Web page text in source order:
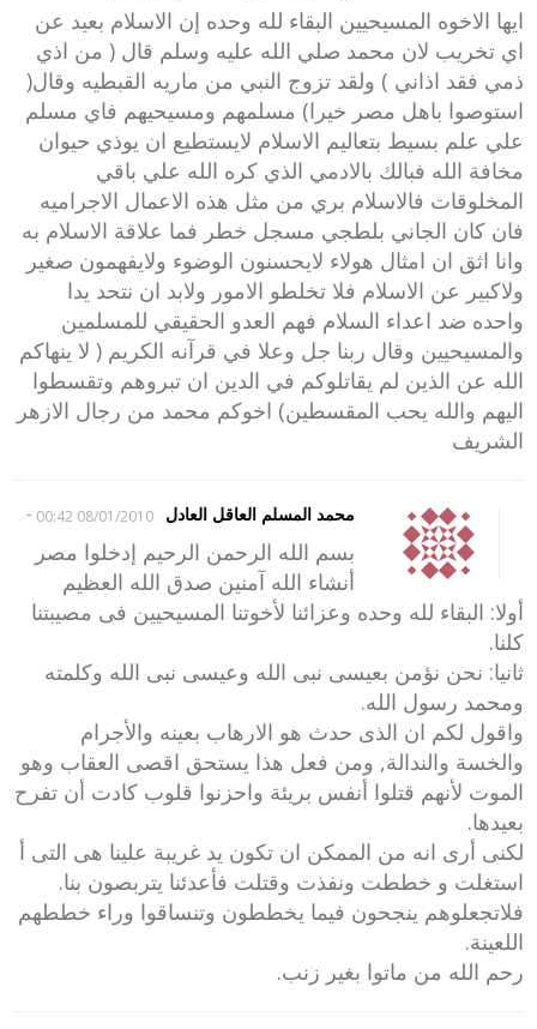
ايها الاخوه المسيحيين البقاء لله وحده إن الاسلام بعيد عن
اي تخريب لان محمد صلي الله عليه وسلم قال ( من اذي
ذمي فقد اذاني ) ولقد تزوج النبي من ماريه القبطيه وقال(
استوصوا باهل مصر خيرا) مسلمهم ومسيحيهم فاي مسلم
علي علم بسيط بتعاليم الاسلام لايستطيع ان يوذي حيوان
مخافة الله فبالك بالادمي الذي كره الله علي باقي
المخلوقات فالاسلام بري من مثل هذه الاعمال الاجراميه
فان كان الجاني بلطجي مسجل خطر فما علاقة الاسلام به
وانا اثق ان امثال هولاء لايحسنون الوضوء ولايفهمون صغير
ولاكبير عن الاسلام فلا تخلطو الامور ولابد ان نتحد يدا
واحده ضد اعداء السلام فهم العدو الحقيقي للمسلمين
والمسيحيين وقال ربنا جل وعلا في قرآنه الكريم ( لا ينهاكم
الله عن الذين لم يقاتلوكم في الدين ان تبروهم وتقسطوا
اليهم والله يحب المقسطين) اخوكم محمد من رجال الازهر
الشريف
محمد المسلم العاقل العادل 08/01/2010 00:42
-
بسم الله الرحمن الرحيم إدخلوا مصر
أنشاء الله آمنين صدق الله العظيم
أولا: البقاء لله وحده وعزائنا لأخوتنا المسيحيين فى مصيبتنا
كلنا.
ثانيا: نحن نؤمن بعيسى نبى الله وعيسى نبى الله وكلمته
ومحمد رسول الله.
واقول لكم ان الذى حدث هو الارهاب بعينه والأجرام
والخسة والندالة, ومن فعل هذا يستحق اقصى العقاب وهو
الموت لأنهم قتلوا أنفس بريئة واحزنوا قلوب كادت أن تفرح
بعيدها.
لكنى أرى انه من الممكن ان تكون يد غريبة علينا هى التى أ
استغلت و خططت ونفذت وقتلت فأعدئنا يتربصون بنا.
فلاتجعلوهم ينجحون فيما يخططون وتنساقوا وراء خططهم
اللعينة.
رحم الله من ماتوا بغير زنب.